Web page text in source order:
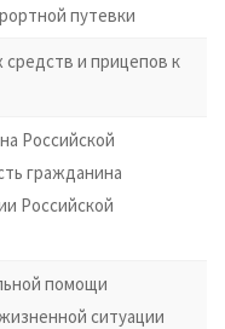
путевки
и прицепов к
Российской
гражданина
Российской
помощи
ситуации